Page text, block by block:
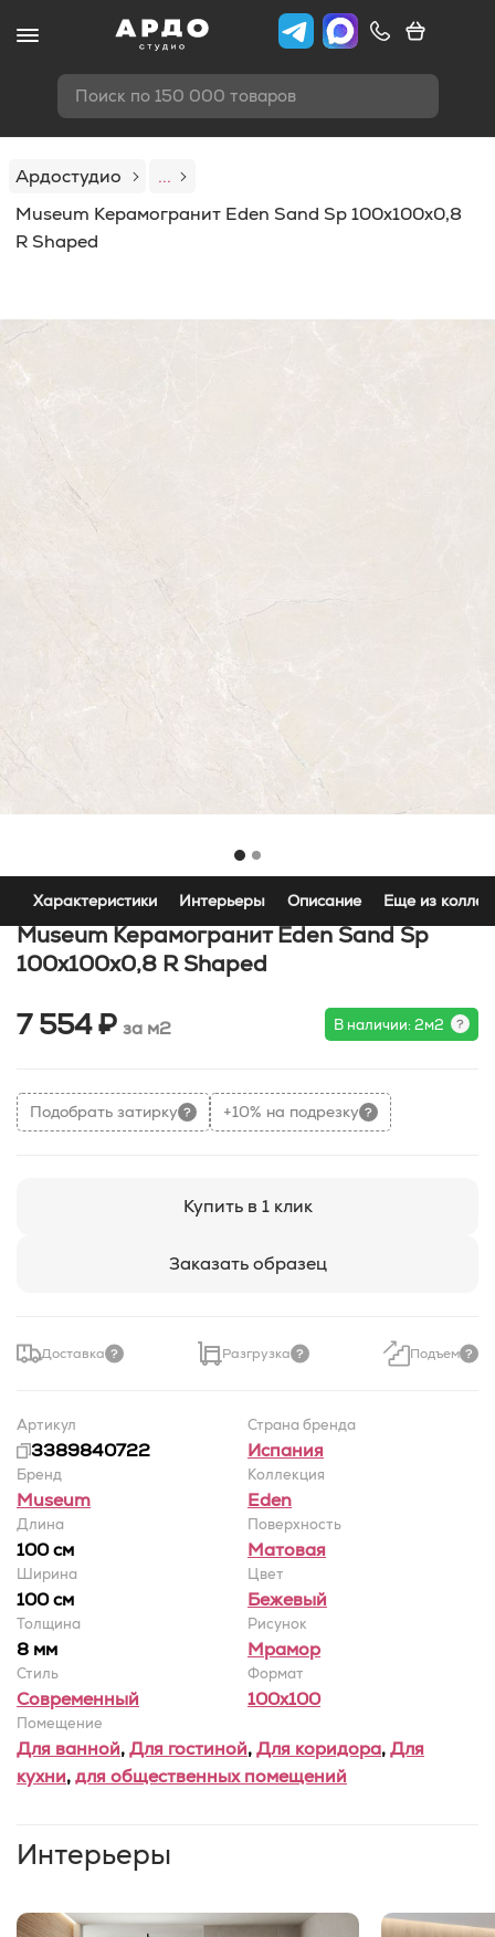
Поиск по 150 000 товаров
Ардостудио
...
Museum Керамогранит Eden Sand Sp 100x100x0,8
R Shaped
Характеристики Интерьеры Описание Еще из
Museum Керамогранит Eden Sand Sp
100x100x0,8 R Shaped
7 554 ₽ за м2 В наличии: 2м2
Подобрать затирку +10% на подрезку
Купить в 1 клик
Заказать образец
Доставка Разгрузка Подъем
Артикул
3389840722
Страна бренда
Испания
Бренд
Museum
Коллекция
Eden
Длина
100 см
Поверхность
Матовая
Ширина
100 cм
Цвет
Бежевый
Толщина
8 мм
Рисунок
Мрамор
Стиль
Современный
Формат
100x100
Помещение
Для ванной,Для гостиной,Для коридора,Для
кухни,для общественных помещений
Интерьеры